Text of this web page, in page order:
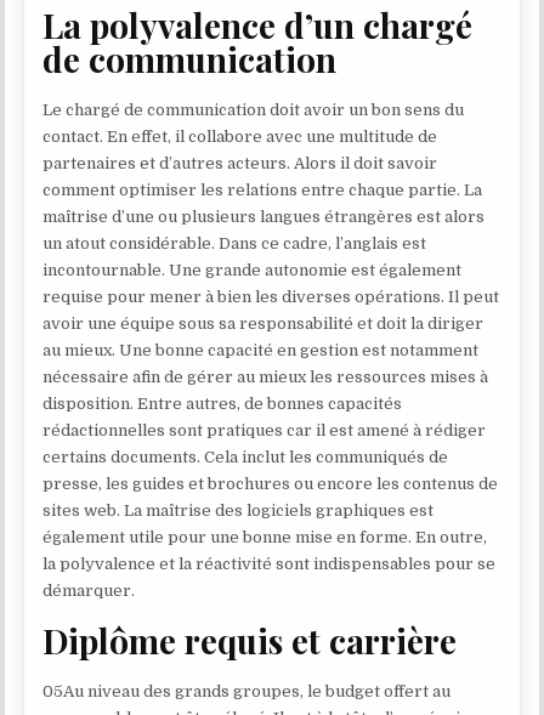
La polyvalence d’un chargé
de communication
Le chargé de communication doit avoir un bon sens du
contact. En effet, il collabore avec une multitude de
partenaires et d’autres acteurs. Alors il doit savoir
comment optimiser les relations entre chaque partie. La
maîtrise d’une ou plusieurs langues étrangères est alors
un atout considérable. Dans ce cadre, l’anglais est
incontournable. Une grande autonomie est également
requise pour mener à bien les diverses opérations. Il peut
avoir une équipe sous sa responsabilité et doit la diriger
au mieux. Une bonne capacité en gestion est notamment
nécessaire afin de gérer au mieux les ressources mises à
disposition. Entre autres, de bonnes capacités
rédactionnelles sont pratiques car il est amené à rédiger
certains documents. Cela inclut les communiqués de
presse, les guides et brochures ou encore les contenus de
sites web. La maîtrise des logiciels graphiques est
également utile pour une bonne mise en forme. En outre,
la polyvalence et la réactivité sont indispensables pour se
démarquer.
Diplôme requis et carrière
05Au niveau des grands groupes, le budget offert au